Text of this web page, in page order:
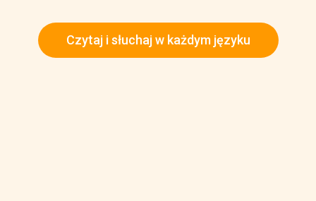
Czytaj i słuchaj w każdym języku